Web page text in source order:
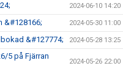
2024-06-10 14:20
&#128166; 2024-05-30 11:00
&#127774; 2024-05-28 13:25
5 på Fjärran
2024-05-26 22:00